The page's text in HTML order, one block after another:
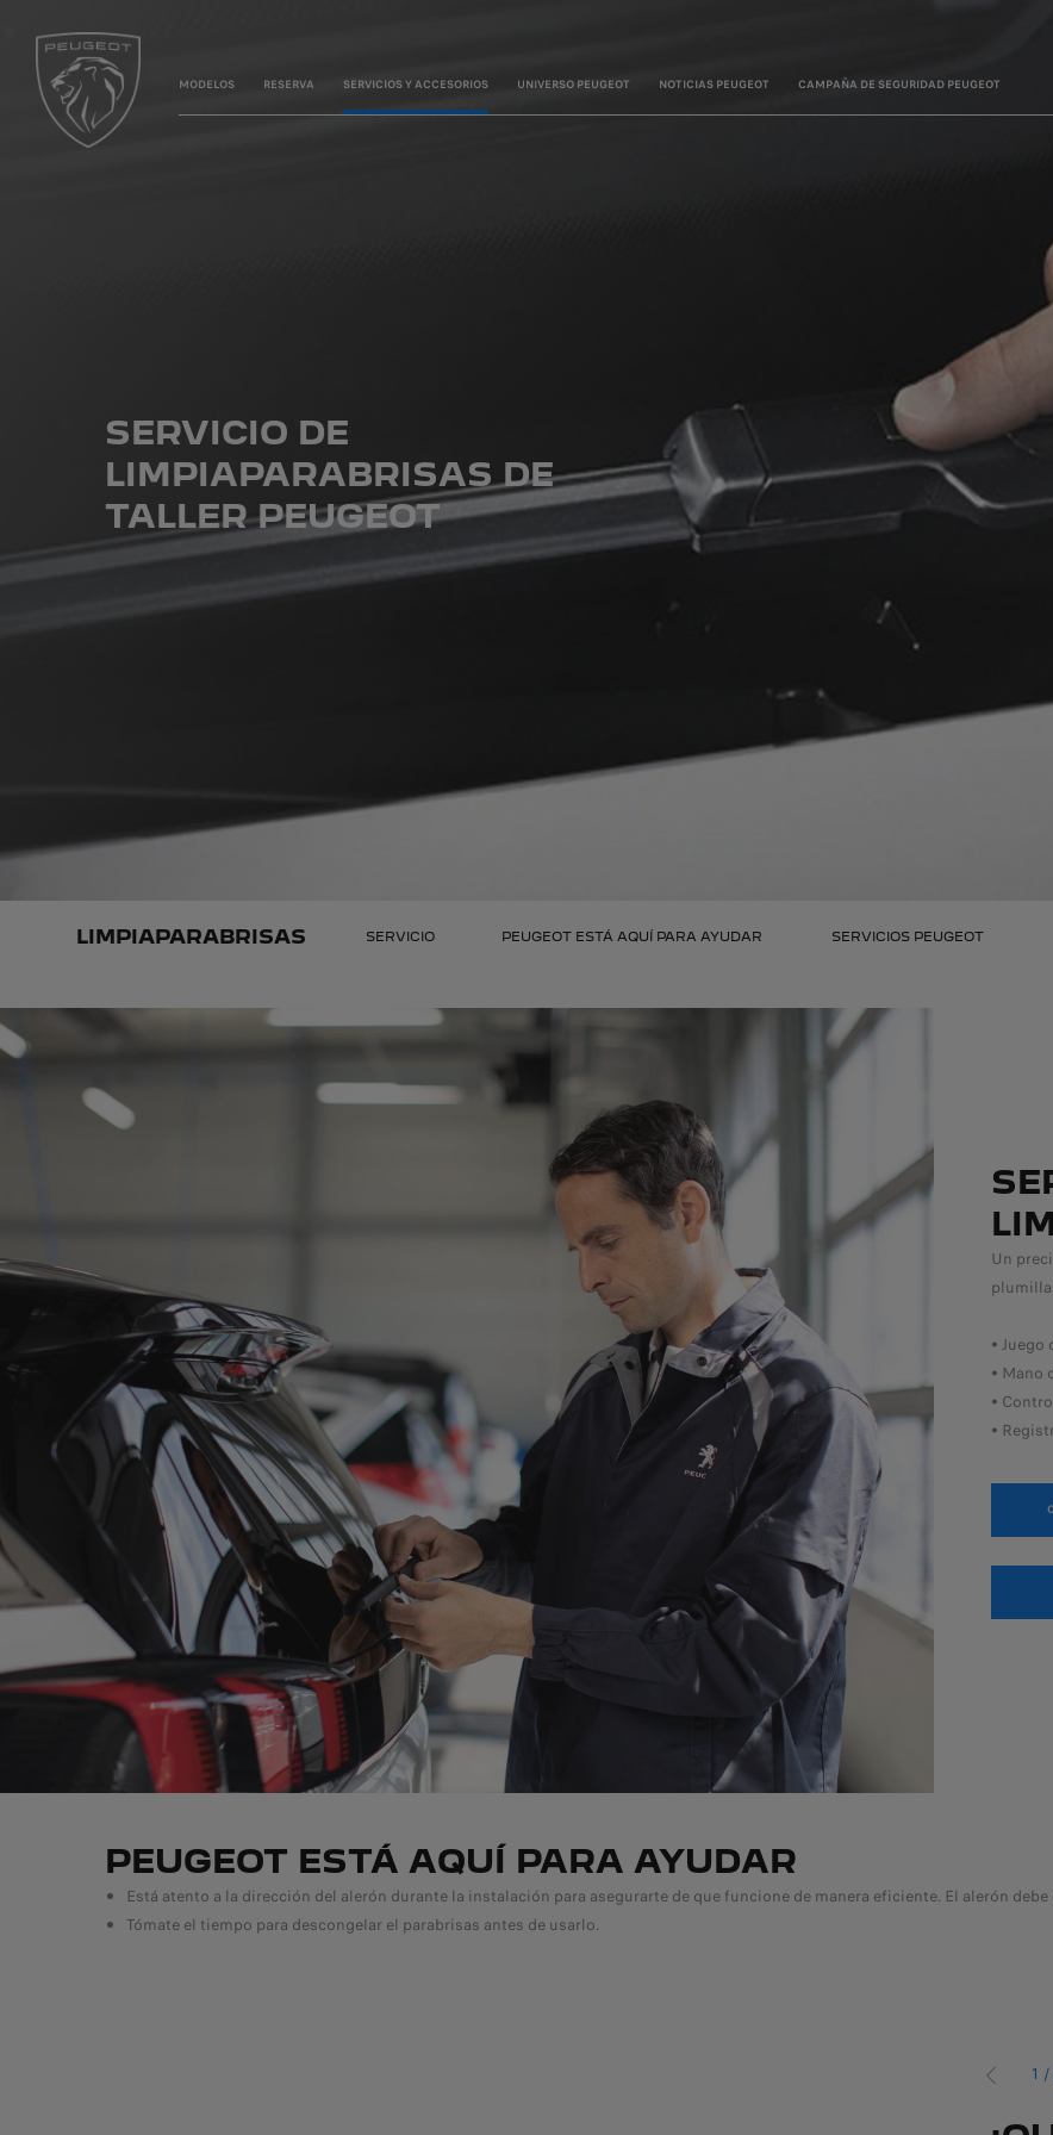
MODELOS RESERVA SERVICIOS Y ACCESORIOS UNIVERSO PEUGEOT NOTICIAS PEUGEOT CAMPAÑA DE SEGURIDAD PEUGEOT
SERVICIO DE
LIMPIAPARABRISAS DE
TALLER PEUGEOT
LIMPIAPARABRISAS SERVICIO PEUGEOT ESTÁ AQUÍ PARA AYUDAR SERVICIOS PEUGEOT
Un
•
• Mano
•
•
PEUGEOT ESTÁ AQUÍ PARA AYUDAR
Está atento a la dirección del alerón durante la instalación para asegurarte de que funcione de manera eficiente. El alerón
Tómate el tiempo para descongelar el parabrisas antes de usarlo.
1 /